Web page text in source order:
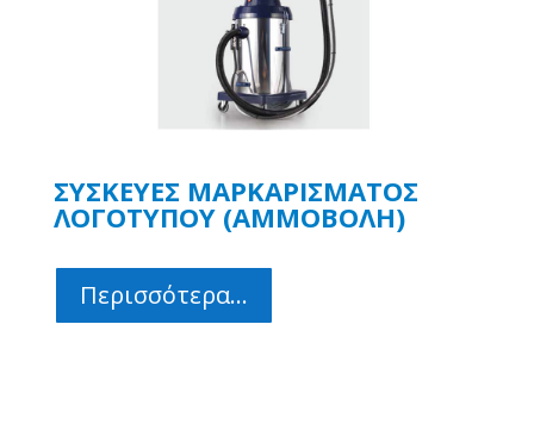
ΣΥΣΚΕΥΕΣ ΜΑΡΚΑΡΙΣΜΑΤΟΣ
ΛΟΓΟΤΥΠΟΥ (ΑΜΜΟΒΟΛΗ)
Περισσότερα...